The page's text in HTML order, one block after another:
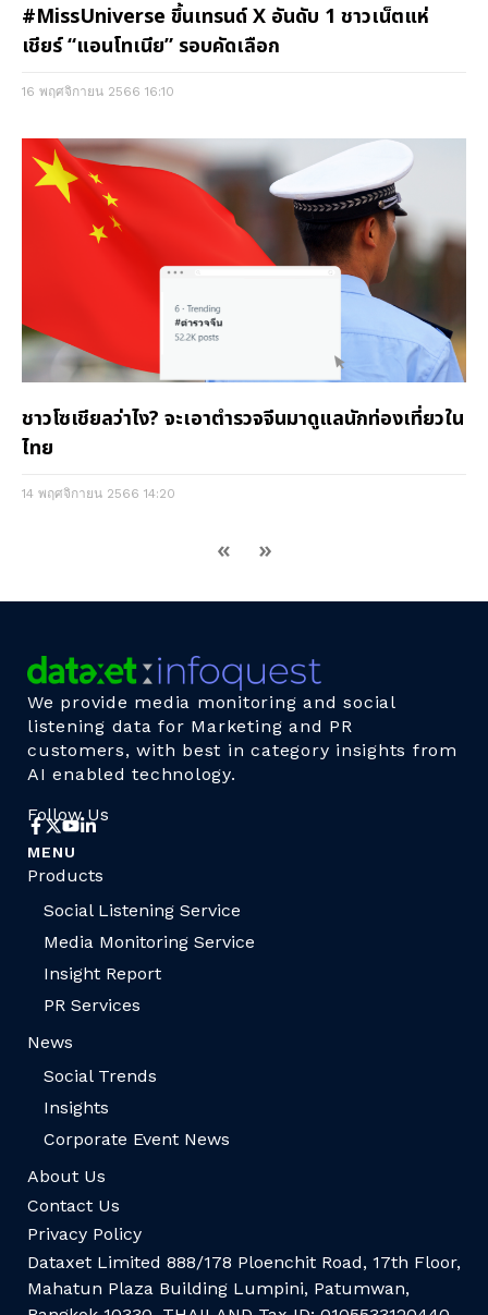
#MissUniverse ขึ้นเทรนด์ X อันดับ 1 ชาวเน็ตแห่
เชียร์ “แอนโทเนีย” รอบคัดเลือก​
16 พฤศจิกายน 2566 16:10
ชาวโซเชียลว่าไง? จะเอาตำรวจจีนมาดูแลนักท่องเที่ยวใน
ไทย
14 พฤศจิกายน 2566 14:20
« »
We provide media monitoring and social
listening data for Marketing and PR
customers, with best in category insights from
AI enabled technology.
Follow Us
MENU
Products
Social Listening Service
Media Monitoring Service
Insight Report
PR Services
News
Social Trends
Insights
Corporate Event News
About Us
Contact Us
Privacy Policy
Dataxet Limited 888/178 Ploenchit Road, 17th Floor,
Mahatun Plaza Building Lumpini, Patumwan,